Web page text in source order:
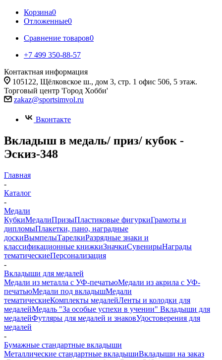
Корзина0
Отложенные0
Сравнение товаров0
+7 499 350-88-57
Контактная информация
105122, Щёлковское ш., дом 3, стр. 1 офис 506, 5 этаж.
Торговый центр 'Город Хобби'
zakaz@sportsimvol.ru
Вконтакте
Вкладыш в медаль/ приз/ кубок -
Эскиз-348
Главная
-
Каталог
-
Медали
КубкиМедалиПризыПластиковые фигуркиГрамоты и
дипломыПлакетки, пано, наградные
доскиВымпелыТарелкиРазрядные знаки и
классификационные книжкиЗначкиСувенирыНаграды
тематическиеПерсонализация
-
Вкладыши для медалей
Медали из металла с УФ-печатьюМедали из акрила с УФ-
печатьюМедали под вкладышМедали
тематическиеКомплекты медалейЛенты и колодки для
медалейМедаль "За особые успехи в учении" Вкладыши для
медалейФутляры для медалей и знаковУдостоверения для
медалей
-
Бумажные стандартные вкладыши
Металлические стандартные вкладышиВкладыши на заказ